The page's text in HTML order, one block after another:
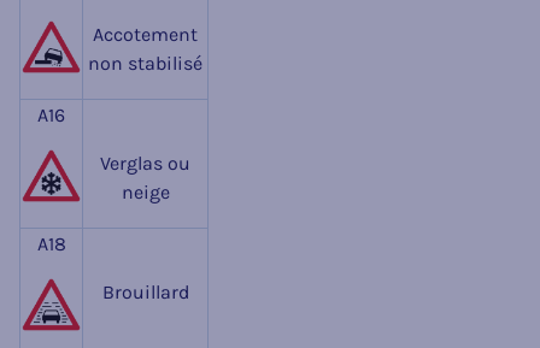
Accotement
non stabilisé
A16
Verglas ou
neige
A18
Brouillard